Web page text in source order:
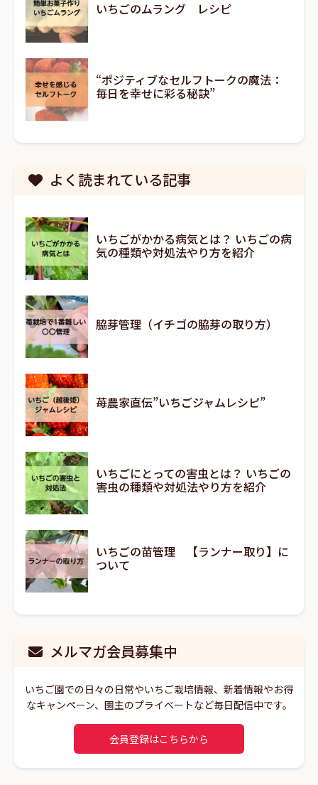
いちごのムラング レシピ
“ポジティブなセルフトークの魔法：
毎日を幸せに彩る秘訣”
よく読まれている記事
いちごがかかる病気とは？ いちごの病
気の種類や対処法やり方を紹介
脇芽管理（イチゴの脇芽の取り方）
苺農家直伝”いちごジャムレシピ”
いちごにとっての害虫とは？ いちごの
害虫の種類や対処法やり方を紹介
いちごの苗管理 【ランナー取り】に
ついて
メルマガ会員募集中
いちご園での日々の日常やいちご栽培情報、新着情報やお得
なキャンペーン、園主のプライベートなど毎日配信中です。
会員登録はこちらから